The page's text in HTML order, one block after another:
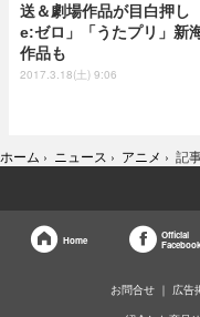
送＆劇場作品が目白押し
e:ゼロ」「うたプリ」新
作品も
2017.3.18(土) 9:06
ホーム › ニュース › アニメ › 記
Home
Official
Facebook
お問合せ 広告